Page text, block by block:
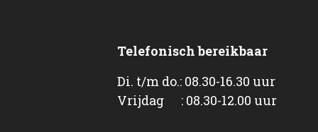
Telefonisch bereikbaar
Di. t/m do.: 08.30-16.30 uur
Vrijdag : 08.30-12.00 uur